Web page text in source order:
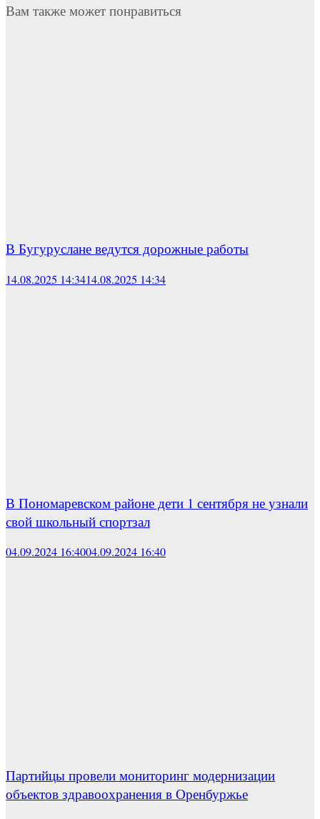
Вам также может понравиться
В Бугуруслане ведутся дорожные работы
14.08.2025 14:3414.08.2025 14:34
В Пономаревском районе дети 1 сентября не узнали
свой школьный спортзал
04.09.2024 16:4004.09.2024 16:40
Партийцы провели мониторинг модернизации
объектов здравоохранения в Оренбуржье